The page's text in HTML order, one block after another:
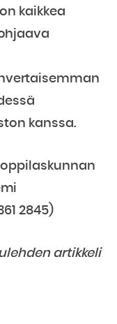
kaikkea
kanssa.
2845)
artikkeli